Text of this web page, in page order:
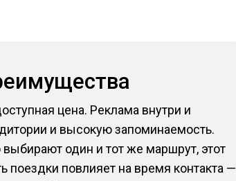
цена. Реклама внутри и
и высокую запоминаемость.
один и тот же маршрут, этот
поездки повлияет на время контакта —